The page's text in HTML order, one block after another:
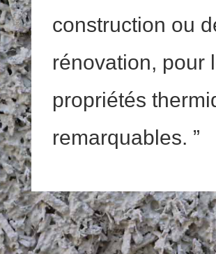
construction ou
rénovation, pour
propriétés
remarquables. ”